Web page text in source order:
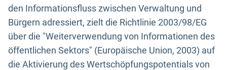
den Informationsfluss zwischen Verwaltung und
Bürgern adressiert, zielt die Richtlinie 2003/98/EG
über die "Weiterverwendung von Informationen des
öffentlichen Sektors" (Europäische Union, 2003) auf
die Aktivierung des Wertschöpfungspotentials von